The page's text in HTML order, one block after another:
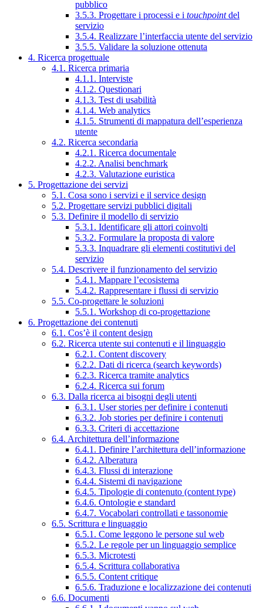
pubblico
3.5.3. Progettare i processi e i touchpointdel
servizio
3.5.4. Realizzare l’interfaccia utente del servizio
3.5.5. Validare la soluzione ottenuta
4. Ricerca progettuale
4.1. Ricerca primaria
4.1.1. Interviste
4.1.2. Questionari
4.1.3. Test di usabilità
4.1.4. Web analytics
4.1.5. Strumenti di mappatura dell’esperienza
utente
4.2. Ricerca secondaria
4.2.1. Ricerca documentale
4.2.2. Analisi benchmark
4.2.3. Valutazione euristica
5. Progettazione dei servizi
5.1. Cosa sono i servizi e il service design
5.2. Progettare servizi pubblici digitali
5.3. Definire il modello di servizio
5.3.1. Identificare gli attori coinvolti
5.3.2. Formulare la proposta di valore
5.3.3. Inquadrare gli elementi costitutivi del
servizio
5.4. Descrivere il funzionamento del servizio
5.4.1. Mappare l’ecosistema
5.4.2. Rappresentare i flussi di servizio
5.5. Co-progettare le soluzioni
5.5.1. Workshop di co-progettazione
6. Progettazione dei contenuti
6.1. Cos’è il content design
6.2. Ricerca utente sui contenuti e il linguaggio
6.2.1. Content discovery
6.2.2. Dati di ricerca (search keywords)
6.2.3. Ricerca tramite analytics
6.2.4. Ricerca sui forum
6.3. Dalla ricerca ai bisogni degli utenti
6.3.1. User stories per definire i contenuti
6.3.2. Job stories per definire i contenuti
6.3.3. Criteri di accettazione
6.4. Architettura dell’informazione
6.4.1. Definire l’architettura dell’informazione
6.4.2. Alberatura
6.4.3. Flussi di interazione
6.4.4. Sistemi di navigazione
6.4.5. Tipologie di contenuto (content type)
6.4.6. Ontologie e standard
6.4.7. Vocabolari controllati e tassonomie
6.5. Scrittura e linguaggio
6.5.1. Come leggono le persone sul web
6.5.2. Le regole per un linguaggio semplice
6.5.3. Microtesti
6.5.4. Scrittura collaborativa
6.5.5. Content critique
6.5.6. Traduzione e localizzazione dei contenuti
6.6. Documenti